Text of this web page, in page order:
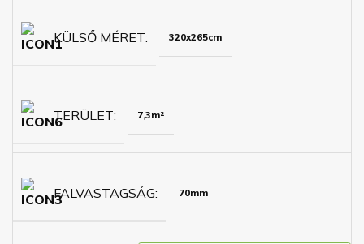
KÜLSŐ MÉRET 320x265cm
TERÜLET 7,3m²
FALVASTAGSÁG 70mm